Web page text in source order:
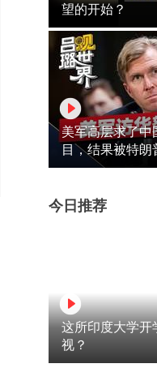
望的开始？
美军高层求了
目，结果被特
今日推荐
这所印度大学
视？